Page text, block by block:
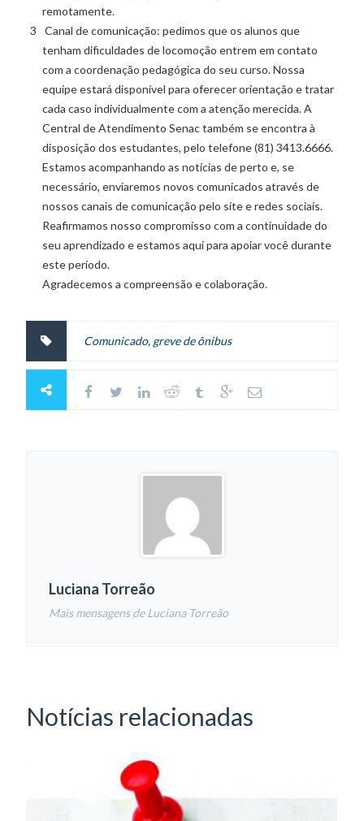
remotamente.
Canal de comunicação: pedimos que os alunos que
tenham dificuldades de locomoção entrem em contato
com a coordenação pedagógica do seu curso. Nossa
equipe estará disponível para oferecer orientação e tratar
cada caso individualmente com a atenção merecida. A
Central de Atendimento Senac também se encontra à
disposição dos estudantes, pelo telefone (81) 3413.6666.
Estamos acompanhando as notícias de perto e, se
necessário, enviaremos novos comunicados através de
nossos canais de comunicação pelo site e redes sociais.
Reafirmamos nosso compromisso com a continuidade do
seu aprendizado e estamos aqui para apoiar você durante
este período.
Agradecemos a compreensão e colaboração.
Comunicado, greve de ônibus
Luciana Torreão
Mais mensagens de Luciana Torreão
Notícias relacionadas